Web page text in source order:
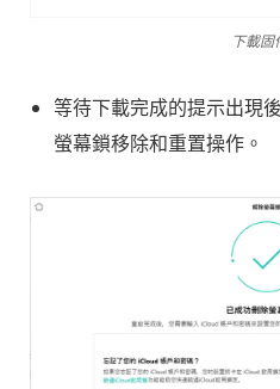
下載固
等待下載完成的提示出現
螢幕鎖移除和重置操作。